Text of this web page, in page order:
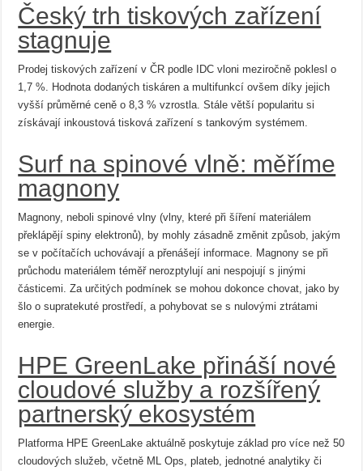
Český trh tiskových zařízení
stagnuje
Prodej tiskových zařízení v ČR podle IDC vloni meziročně poklesl o
1,7 %. Hodnota dodaných tiskáren a multifunkcí ovšem díky jejich
vyšší průměrné ceně o 8,3 % vzrostla. Stále větší popularitu si
získávají inkoustová tisková zařízení s tankovým systémem.
Surf na spinové vlně: měříme
magnony
Magnony, neboli spinové vlny (vlny, které při šíření materiálem
překlápějí spiny elektronů), by mohly zásadně změnit způsob, jakým
se v počítačích uchovávají a přenášejí informace. Magnony se při
průchodu materiálem téměř nerozptylují ani nespojují s jinými
částicemi. Za určitých podmínek se mohou dokonce chovat, jako by
šlo o supratekuté prostředí, a pohybovat se s nulovými ztrátami
energie.
HPE GreenLake přináší nové
cloudové služby a rozšířený
partnerský ekosystém
Platforma HPE GreenLake aktuálně poskytuje základ pro více než 50
cloudových služeb, včetně ML Ops, plateb, jednotné analytiky či